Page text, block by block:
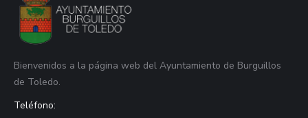
Bienvenidos a la página web del Ayuntamiento de Burguillos
de Toledo.
Teléfono: